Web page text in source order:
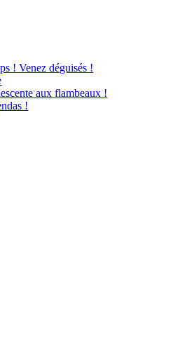
! Venez déguisés !
aux flambeaux !
!